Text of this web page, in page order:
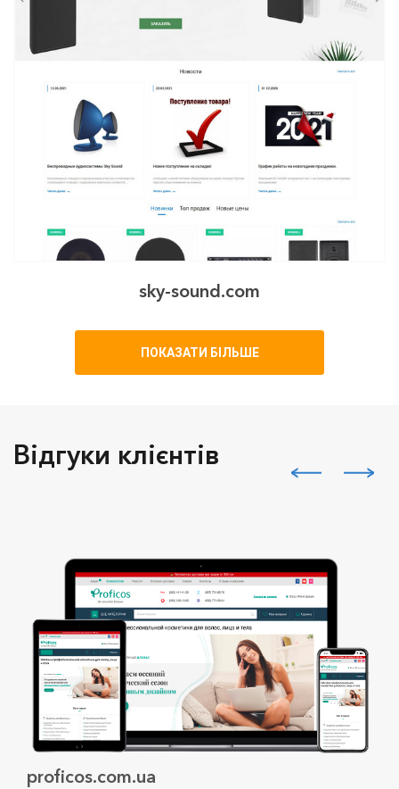
sky-sound.com
ПОКАЗАТИ БІЛЬШЕ
Відгуки клієнтів
showmarket.com.ua
proficos.com.ua
bento.com.ua